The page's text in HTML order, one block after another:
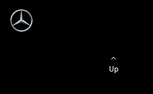
Up